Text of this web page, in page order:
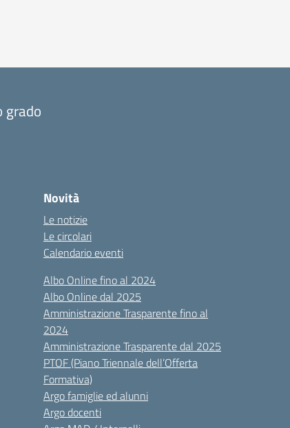
grado
Novità
Le notizie
Le circolari
Calendario eventi
Albo Online fino al 2024
Albo Online dal 2025
Amministrazione Trasparente fino al
2024
Amministrazione Trasparente dal 2025
PTOF (Piano Triennale dell’Offerta
Formativa)
Argo famiglie ed alunni
Argo docenti